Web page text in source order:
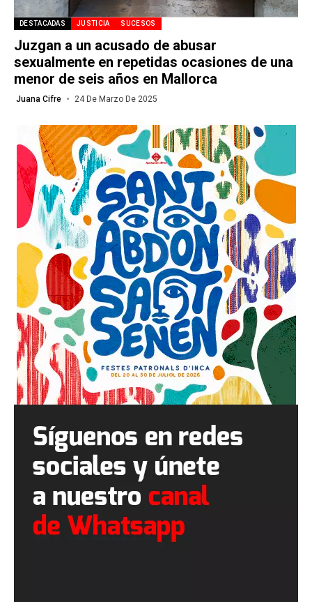
DESTACADAS JUSTICIA SUCESOS
Juzgan a un acusado de abusar
sexualmente en repetidas ocasiones de una
menor de seis años en Mallorca
Juana Cifre 24 De Marzo De 2025